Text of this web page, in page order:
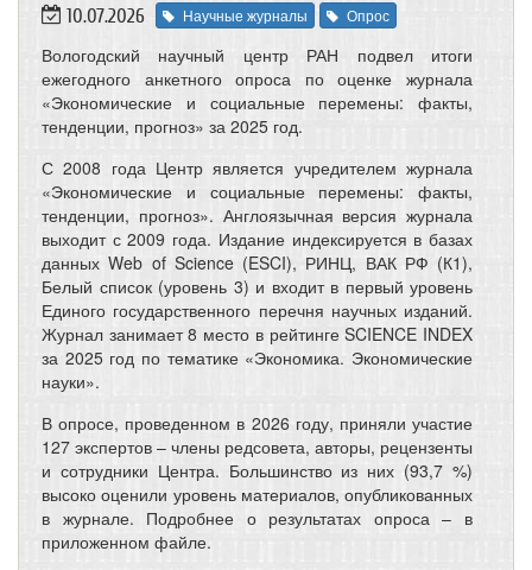
10.07.2026 Научные журналы Опрос
Вологодский научный центр РАН подвел итоги
ежегодного анкетного опроса по оценке журнала
«Экономические и социальные перемены: факты,
тенденции, прогноз» за 2025 год.
С 2008 года Центр является учредителем журнала
«Экономические и социальные перемены: факты,
тенденции, прогноз». Англоязычная версия журнала
выходит с 2009 года. Издание индексируется в базах
данных Web of Science (ESCI), РИНЦ, ВАК РФ (К1),
Белый список (уровень 3) и входит в первый уровень
Единого государственного перечня научных изданий.
Журнал занимает 8 место в рейтинге SCIENCE INDEX
за 2025 год по тематике «Экономика. Экономические
науки».
В опросе, проведенном в 2026 году, приняли участие
127 экспертов – члены редсовета, авторы, рецензенты
и сотрудники Центра. Большинство из них (93,7 %)
высоко оценили уровень материалов, опубликованных
в журнале. Подробнее о результатах опроса – в
приложенном файле.